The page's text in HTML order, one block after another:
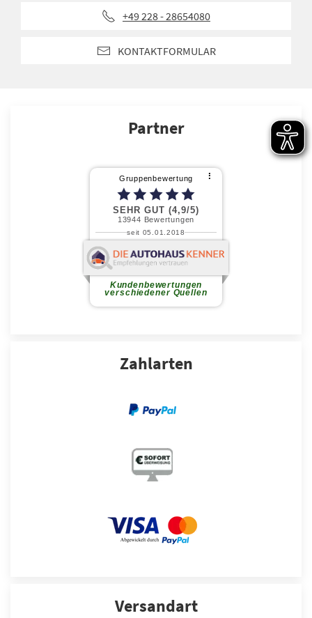
+49 228 - 28654080
KONTAKTFORMULAR
Partner
Zahlarten
Versandart